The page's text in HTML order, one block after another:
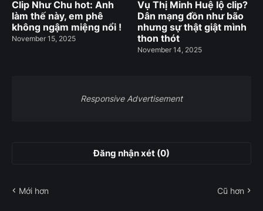
Clip Như Chu hot: Anh
làm thế này, em phê
không ngậm miệng nổi !
November 15, 2025
Vụ Thị Minh Huệ lộ clip?
Dân mạng đồn như bão
nhưng sự thật giật mình
thon thót
November 14, 2025
Responsive Advertisement
Đăng nhận xét (0)
Mới hơn Cũ hơn